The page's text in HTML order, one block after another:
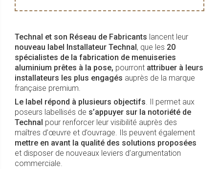
Technal et son Réseau de Fabricants lancent leur
nouveau label Installateur Technal , que les 20
spécialistes de la fabrication de menuiseries
aluminium prêtes à la pose, pourront attribuer à leurs
installateurs les plus engagés auprès de la marque
française premium.
Le label répond à plusieurs objectifs. Il permet aux
poseurs labellisés de s’appuyer sur la notoriété de
Technal pour renforcer leur visibilité auprès des
maîtres d’œuvre et d’ouvrage. Ils peuvent également
mettre en avant la qualité des solutions proposées
et disposer de nouveaux leviers d’argumentation
commerciale.